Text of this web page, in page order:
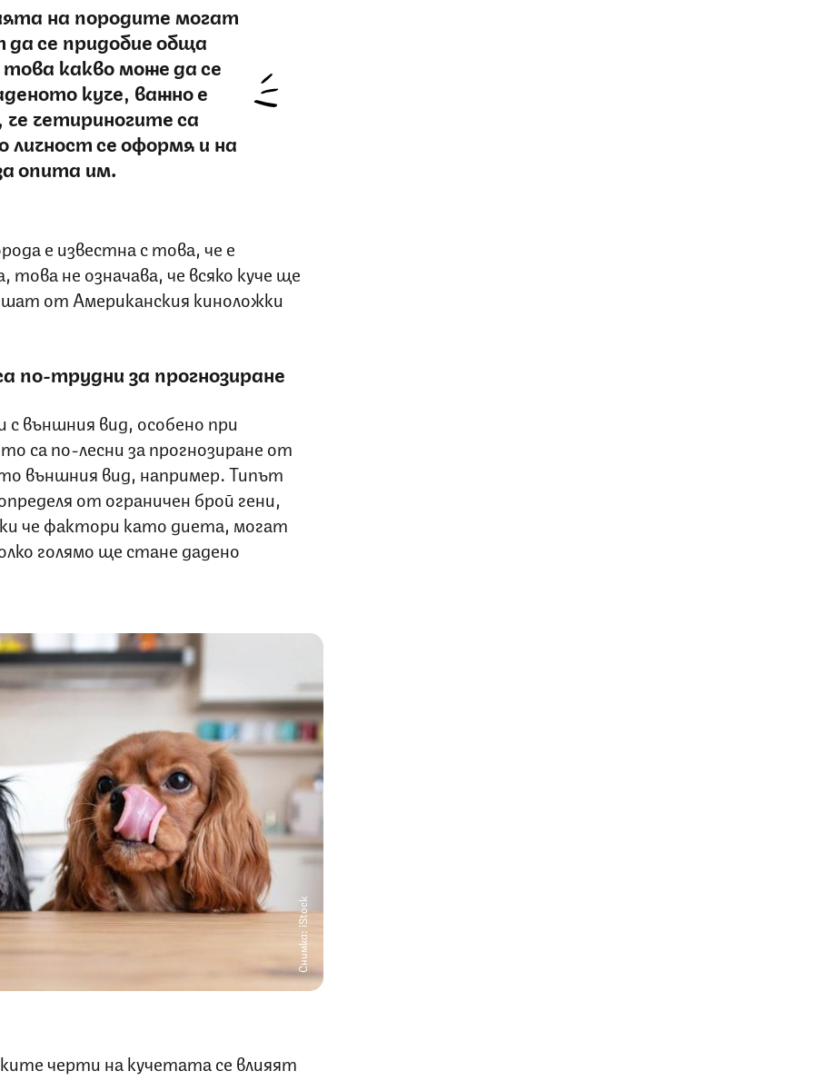
на породите могат
се придобие обща
какво може да се
куче, важно е
четириногите са
личност се оформя и на
опита им.
е известна с това, че е
това не означава, че всяко куче ще
от Американския киноложки
по-трудни за прогнозиране
външния вид, особено при
са по-лесни за прогнозиране от
външния вид, например. Типът
от ограничен брой гени,
че фактори като диета, могат
голямо ще стане дадено
Снимка: iStock
черти на кучетата се влияят